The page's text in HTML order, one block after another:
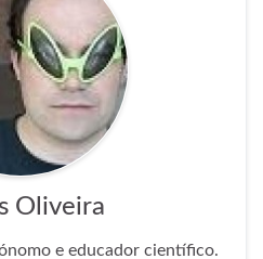
Oliveira
e educador científico.